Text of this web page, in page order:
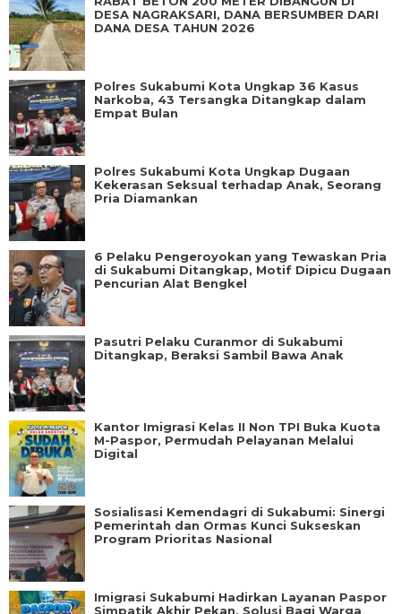
DESA NAGRAKSARI, DANA BERSUMBER DARI
DANA DESA TAHUN 2026
Polres Sukabumi Kota Ungkap 36 Kasus
Narkoba, 43 Tersangka Ditangkap dalam
Empat Bulan
Polres Sukabumi Kota Ungkap Dugaan
Kekerasan Seksual terhadap Anak, Seorang
Pria Diamankan
6 Pelaku Pengeroyokan yang Tewaskan Pria
di Sukabumi Ditangkap, Motif Dipicu Dugaan
Pencurian Alat Bengkel
Pasutri Pelaku Curanmor di Sukabumi
Ditangkap, Beraksi Sambil Bawa Anak
Kantor Imigrasi Kelas II Non TPI Buka Kuota
M-Paspor, Permudah Pelayanan Melalui
Digital
Sosialisasi Kemendagri di Sukabumi: Sinergi
Pemerintah dan Ormas Kunci Sukseskan
Program Prioritas Nasional
Imigrasi Sukabumi Hadirkan Layanan Paspor
Simpatik Akhir Pekan, Solusi Bagi Warga